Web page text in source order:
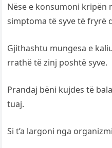
Nëse e konsumoni kripën
simptoma të syve të fryrë
Gjithashtu mungesa e
rrathë të zinj poshtë syve.
Prandaj bëni kujdes të
tuaj.
Si t’a largoni nga organizmi